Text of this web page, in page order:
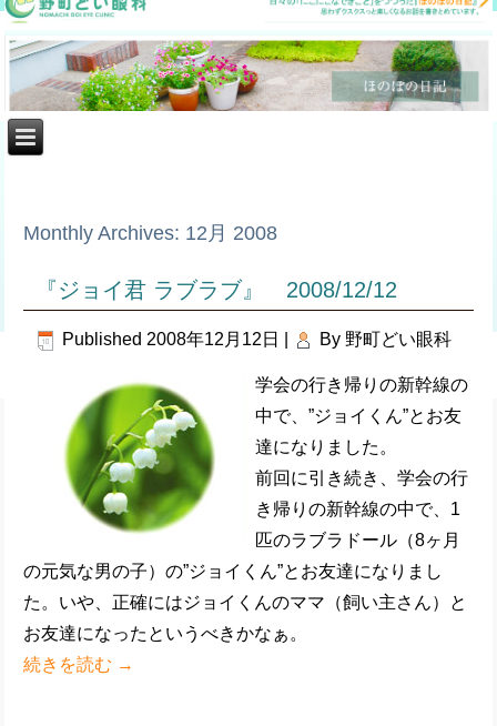
Monthly Archives: 12月 2008
『ジョイ君 ラブラブ』 2008/12/12
Published 2008年12月12日 By 野町どい眼科
学会の行き帰りの新幹線の
中で、”ジョイくん”とお友
達になりました。
前回に引き続き、学会の行
き帰りの新幹線の中で、1
匹のラブラドール（8ヶ月
の元気な男の子）の”ジョイくん”とお友達になりまし
た。いや、正確にはジョイくんのママ（飼い主さん）と
お友達になったというべきかなぁ。
続きを読む →